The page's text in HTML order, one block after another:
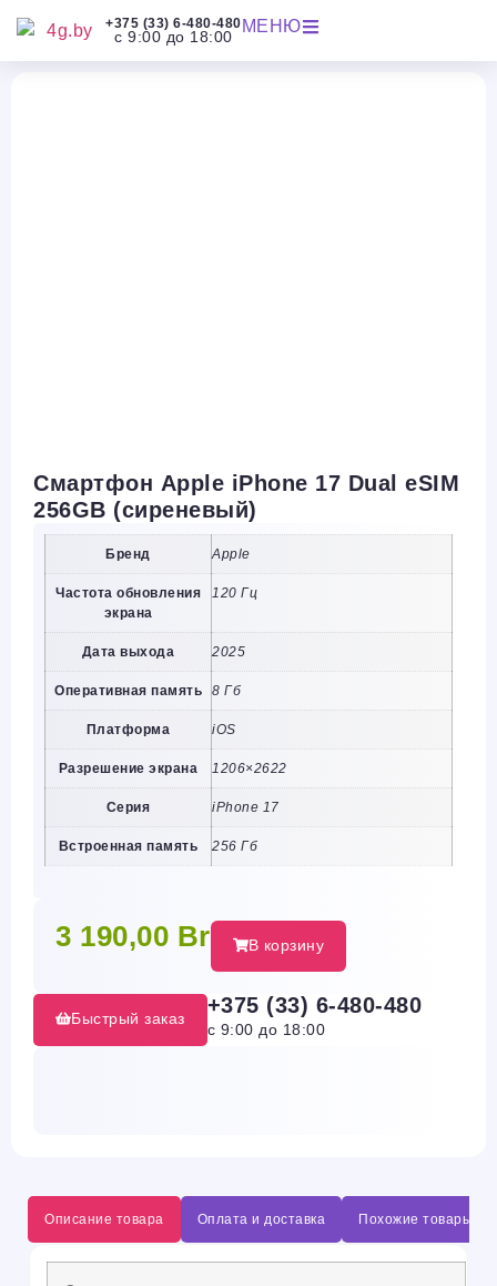
+375 (33) 6-480-480
с 9:00 до 18:00
МЕНЮ
Смартфон Apple iPhone 17 Dual eSIM
256GB (сиреневый)
Бренд Apple
Частота обновления
экрана
120 Гц
Дата выхода 2025
Оперативная память 8 Гб
Платформа iOS
Разрешение экрана 1206×2622
Серия iPhone 17
Встроенная память 256 Гб
3 190,00 Br В корзину
Быстрый заказ
+375 (33) 6-480-480
с 9:00 до 18:00
Описание товара Оплата и доставка Похожие товары